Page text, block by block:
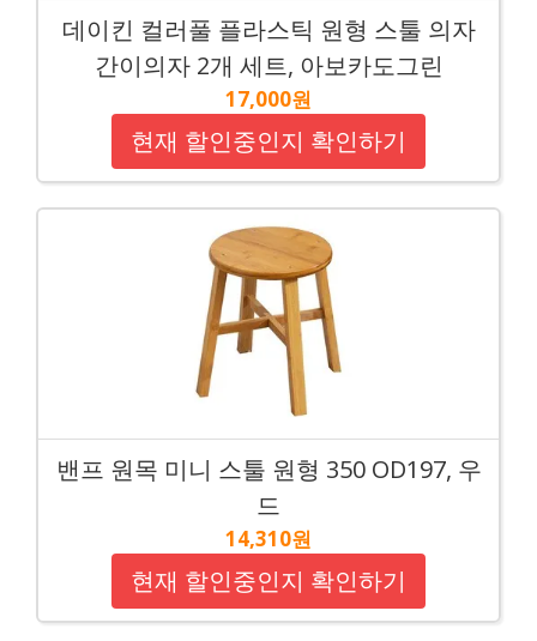
데이킨 컬러풀 플라스틱 원형 스툴 의자
간이의자 2개 세트, 아보카도그린
17,000원
현재 할인중인지 확인하기
밴프 원목 미니 스툴 원형 350 OD197, 우
드
14,310원
현재 할인중인지 확인하기